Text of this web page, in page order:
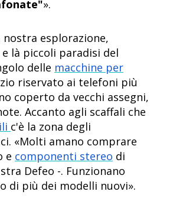
».
esplorazione,
là piccoli paradisi del
delle macchine per
riservato ai telefoni più
coperto da vecchi assegni,
Accanto agli scaffali che
c'è la zona degli
«Molti amano comprare
e componenti stereo di
Defeo -. Funzionano
di più dei modelli nuovi».